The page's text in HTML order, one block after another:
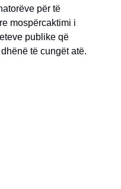
për të
mospërcaktimi i
publike që
të cungët atë.